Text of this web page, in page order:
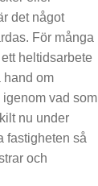
det något
För många
heltidsarbete
hand om
vad som
nu under
fastigheten så
och